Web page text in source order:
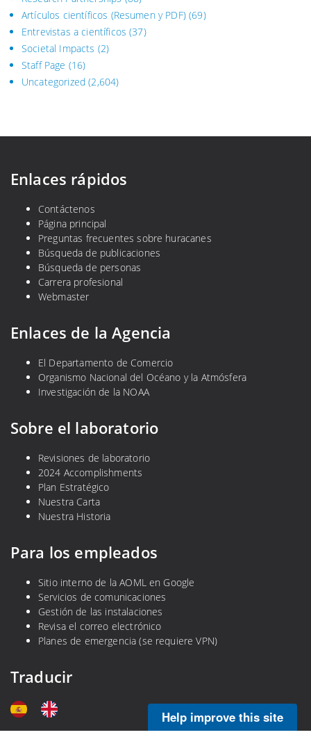
Artículos científicos (Resumen y PDF)(69)
Entrevistas a científicos (37)
Societal Impacts (2)
Staff Page (16)
Uncategorized (2,604)
Enlaces rápidos
Contáctenos
Página principal
Preguntas frecuentes sobre huracanes
Búsqueda de publicaciones
Búsqueda de personas
Carrera profesional
Webmaster
Enlaces de la Agencia
El Departamento de Comercio
Organismo Nacional del Océano y la Atmósfera
Investigación de la NOAA
Sobre el laboratorio
Revisiones de laboratorio
2024 Accomplishments
Plan Estratégico
Nuestra Carta
Nuestra Historia
Para los empleados
Sitio interno de la AOML en Google
Servicios de comunicaciones
Gestión de las instalaciones
Revisa el correo electrónico
Planes de emergencia (se requiere VPN)
Traducir
Help improve this site